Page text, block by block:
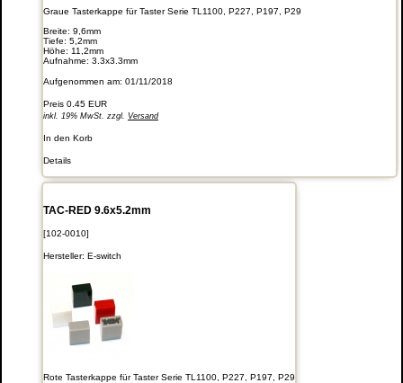
Graue Tasterkappe für Taster Serie TL1100, P227, P197, P29
Breite: 9,6mm
Tiefe: 5,2mm
Höhe: 11,2mm
Aufnahme: 3.3x3.3mm
Aufgenommen am: 01/11/2018
Preis 0.45 EUR
inkl. 19% MwSt. zzgl. Versand
In den Korb
Details
TAC-RED 9.6x5.2mm
[102-0010]
Hersteller: E-switch
Rote Tasterkappe für Taster Serie TL1100, P227, P197, P29